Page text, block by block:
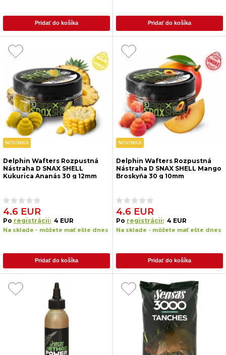
Pridať do košíka Pridať do košíka
NOVINKA
Delphin Wafters Rozpustná
Nástraha D SNAX SHELL
Kukurica Ananás 30 g 12mm
4.6 EUR
Po registrácii: 4 EUR
Na sklade - môžete mať ešte dnes
Pridať do košíka
NOVINKA
Delphin Wafters Rozpustná
Nástraha D SNAX SHELL Mango
Broskyňa 30 g 10mm
4.6 EUR
Po registrácii: 4 EUR
Na sklade - môžete mať ešte dnes
Pridať do košíka